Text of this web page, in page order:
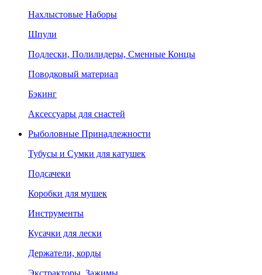
Нахлыстовые Наборы
Шпули
Подлески, Полилидеры, Сменные Концы
Поводковый материал
Бэкинг
Аксессуары для снастей
Рыболовные Принадлежности
Тубусы и Сумки для катушек
Подсачеки
Коробки для мушек
Инструменты
Кусачки для лески
Держатели, корды
Экстракторы, Зажимы